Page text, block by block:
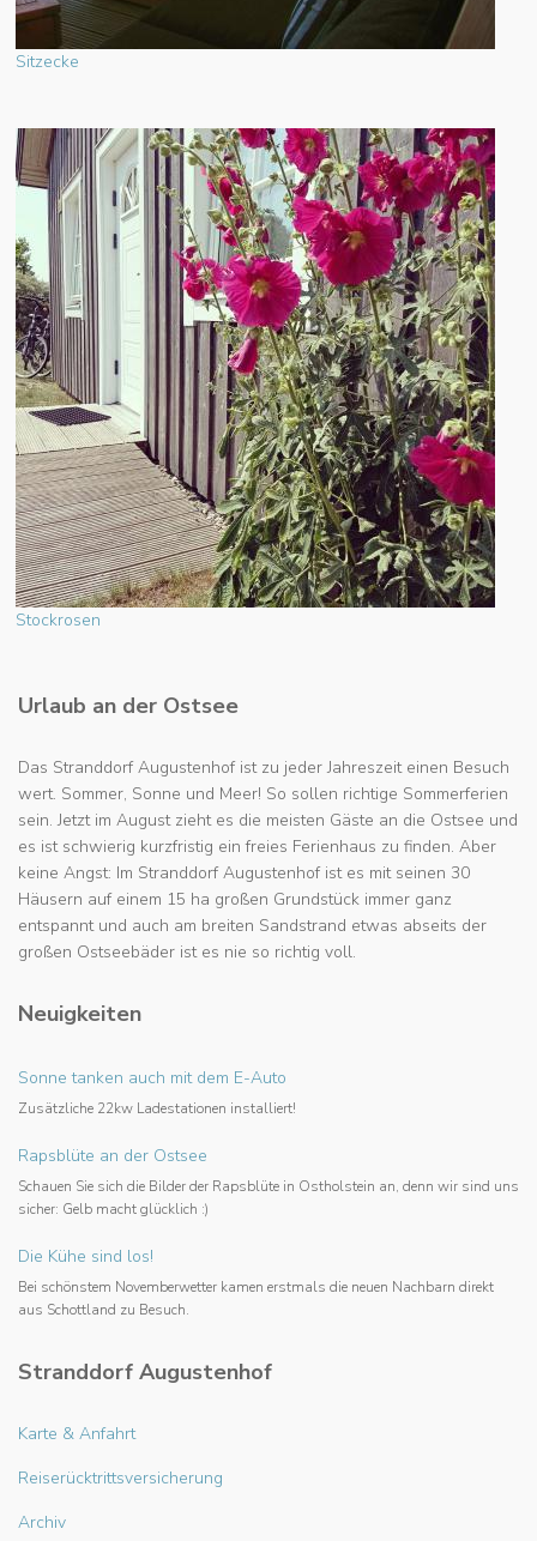
Sitzecke
Stockrosen
Urlaub an der Ostsee
Das Stranddorf Augustenhof ist zu jeder Jahreszeit einen Besuch
wert. Sommer, Sonne und Meer! So sollen richtige Sommerferien
sein. Jetzt im August zieht es die meisten Gäste an die Ostsee und
es ist schwierig kurzfristig ein freies Ferienhaus zu finden. Aber
keine Angst: Im Stranddorf Augustenhof ist es mit seinen 30
Häusern auf einem 15 ha großen Grundstück immer ganz
entspannt und auch am breiten Sandstrand etwas abseits der
großen Ostseebäder ist es nie so richtig voll.
Neuigkeiten
Sonne tanken auch mit dem E-Auto
Zusätzliche 22kw Ladestationen installiert!
Rapsblüte an der Ostsee
Schauen Sie sich die Bilder der Rapsblüte in Ostholstein an, denn wir sind uns
sicher: Gelb macht glücklich :)
Die Kühe sind los!
Bei schönstem Novemberwetter kamen erstmals die neuen Nachbarn direkt
aus Schottland zu Besuch.
Stranddorf Augustenhof
Karte & Anfahrt
Reiserücktrittsversicherung
Archiv